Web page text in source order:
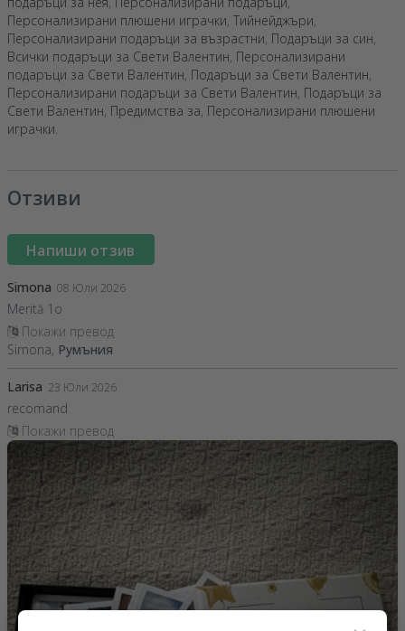
Персонализирани плюшени играчки, Тийнейджъри,
Персонализирани подаръци за възрастни, Подаръци за син,
Всички подаръци за Свети Валентин, Персонализирани
подаръци за Свети Валентин, Подаръци за Свети Валентин,
Персонализирани подаръци за Свети Валентин, Подаръци за
Свети Валентин, Предимства за, Персонализирани плюшени
играчки.
Отзиви
Напиши отзив
Simona 08 Юли 2026
Merită 1o
Покажи превод
Simona, Румъния
Larisa 23 Юли 2026
recomand
Покажи превод